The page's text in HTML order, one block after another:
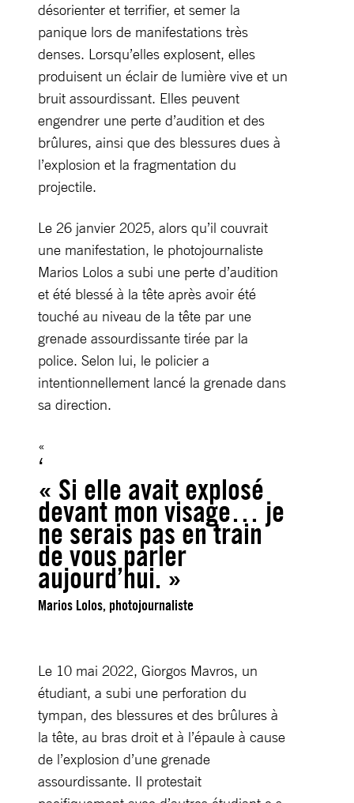
désorienter et terrifier, et semer la
panique lors de manifestations très
denses. Lorsqu’elles explosent, elles
produisent un éclair de lumière vive et un
bruit assourdissant. Elles peuvent
engendrer une perte d’audition et des
brûlures, ainsi que des blessures dues à
l’explosion et la fragmentation du
projectile.
Le 26 janvier 2025, alors qu’il couvrait
une manifestation, le photojournaliste
Marios Lolos a subi une perte d’audition
et été blessé à la tête après avoir été
touché au niveau de la tête par une
grenade assourdissante tirée par la
police. Selon lui, le policier a
intentionnellement lancé la grenade dans
sa direction.
« Si elle avait explosé
devant mon visage… je
ne serais pas en train
de vous parler
aujourd’hui. »
Marios Lolos, photojournaliste
Le 10 mai 2022, Giorgos Mavros, un
étudiant, a subi une perforation du
tympan, des blessures et des brûlures à
la tête, au bras droit et à l’épaule à cause
de l’explosion d’une grenade
assourdissante. Il protestait